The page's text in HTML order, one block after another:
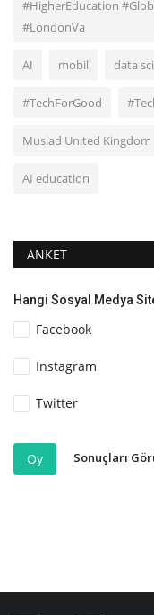
#HigherEducation
#LondonVa
AI mobil data
#TechForGood
Musiad United Kingdom
AI education
ANKET
Hangi Sosyal Medya
Facebook
Instagram
Twitter
Oy Sonuçları